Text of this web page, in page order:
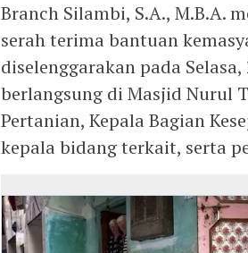
Branch Silambi, S.A., M.B.A.
serah terima bantuan
diselenggarakan pada
berlangsung di Masjid Nurul
Pertanian, Kepala Bagian
kepala bidang terkait, serta